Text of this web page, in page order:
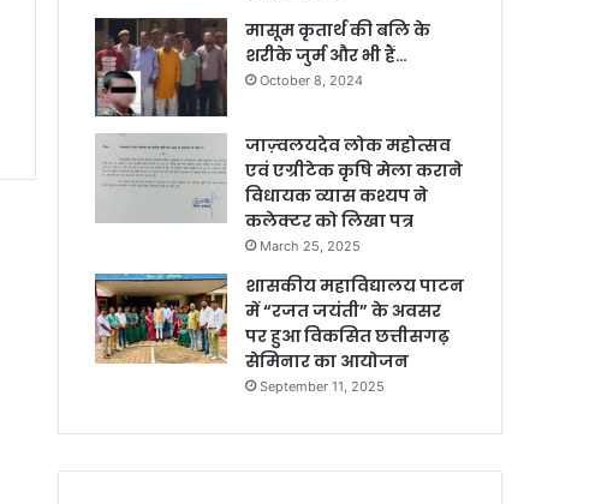
मासूम कृतार्थ की बलि के
शरीके जुर्म और भी हैं…
October 8, 2024
जाज़्वलयदेव लोक महोत्सव
एवं एग्रीटेक कृषि मेला कराने
विधायक व्यास कश्यप ने
कलेक्टर को लिखा पत्र
March 25, 2025
शासकीय महाविद्यालय पाटन
में “रजत जयंती” के अवसर
पर हुआ विकसित छत्तीसगढ़
सेमिनार का आयोजन
September 11, 2025